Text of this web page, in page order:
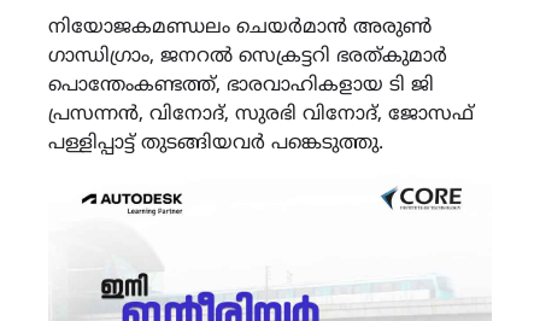
നിയോജകമണ്ഡലം ചെയർമാൻ അരുൺ
ഗാന്ധിഗ്രാം, ജനറൽ സെക്രട്ടറി ഭരത്കുമാർ
പൊന്തേംകണ്ടത്ത്, ഭാരവാഹികളായ ടി ജി
പ്രസന്നൻ, വിനോദ്, സുരഭി വിനോദ്, ജോസഫ്
പള്ളിപ്പാട്ട് തുടങ്ങിയവർ പങ്കെടുത്തു.